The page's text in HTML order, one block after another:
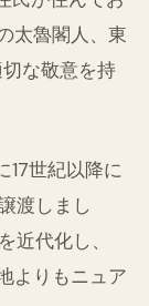
太魯閣人、東
な敬意を持
17世紀以降に
渡しまし
代化し、
よりもニュア